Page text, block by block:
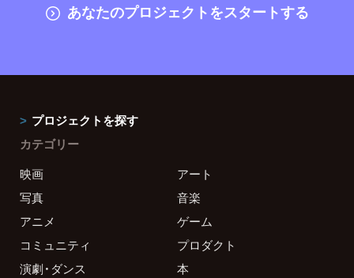
あなたのプロジェクトをスタートする
プロジェクトを探す
カテゴリー
映画
アート
写真
音楽
アニメ
ゲーム
コミュニティ
プロダクト
演劇・ダンス
本